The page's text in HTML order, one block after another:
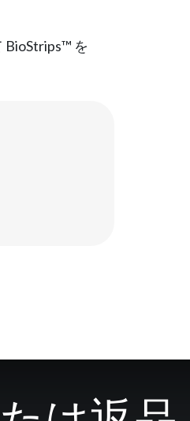
BioStrips™ を